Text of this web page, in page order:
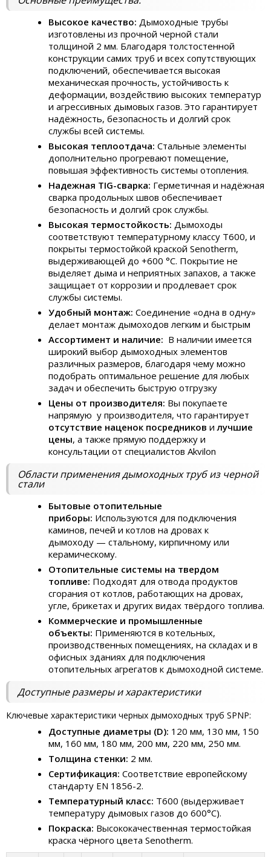
Высокое качество: Дымоходные трубы
изготовлены из прочной черной стали
толщиной 2 мм. Благодаря толстостенной
конструкции самих труб и всех сопутствующих
подключений, обеспечивается высокая
механическая прочность, устойчивость к
деформации, воздействию высоких температур
и агрессивных дымовых газов. Это гарантирует
надёжность, безопасность и долгий срок
службы всей системы.
Высокая теплоотдача: Стальные элементы
дополнительно прогревают помещение,
повышая эффективность системы отопления.
Надежная TIG-сварка: Герметичная и надёжная
сварка продольных швов обеспечивает
безопасность и долгий срок службы.
Высокая термостойкость: Дымоходы
соответствуют температурному классу Т600, и
покрыты термостойкой краской Senotherm,
выдерживающей до +600 °C. Покрытие не
выделяет дыма и неприятных запахов, а также
защищает от коррозии и продлевает срок
службы системы.
Удобный монтаж: Соединение «одна в одну»
делает монтаж дымоходов легким и быстрым
Ассортимент и наличие: В наличии имеется
широкий выбор дымоходных элементов
различных размеров, благодаря чему можно
подобрать оптимальное решение для любых
задач и обеспечить быструю отгрузку
Цены от производителя: Вы покупаете
напрямую у производителя, что гарантирует
отсутствие наценок посредников илучшие
цены, а также прямую поддержку и
консультации от специалистов Akvilon
Области применения дымоходных труб из черной
стали
Бытовые отопительные
приборы: Используются для подключения
каминов, печей и котлов на дровах к
дымоходу — стальному, кирпичному или
керамическому.
Отопительные системы на твердом
топливе: Подходят для отвода продуктов
сгорания от котлов, работающих на дровах,
угле, брикетах и других видах твёрдого топлива.
Коммерческие и промышленные
объекты: Применяются в котельных,
производственных помещениях, на складах и в
офисных зданиях для подключения
отопительных агрегатов к дымоходной системе.
Доступные размеры и характеристики
Ключевые характеристики черных дымоходных труб SPNP:
Доступные диаметры (D): 120 мм, 130 мм, 150
мм, 160 мм, 180 мм, 200 мм, 220 мм, 250 мм.
Толщина стенки: 2 мм.
Сертификация: Соответствие европейскому
стандарту EN 1856-2.
Температурный класс: T600 (выдерживает
температуру дымовых газов до 600°C).
Покраска: Высококачественная термостойкая
краска чёрного цвета Senotherm.